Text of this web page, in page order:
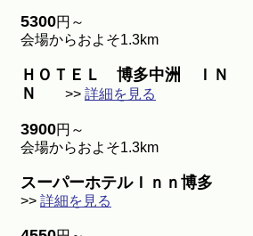
5300円～
会場からおよそ1.3km
ＨＯＴＥＬ 博多中洲 ＩＮ
Ｎ
>> 詳細を見る
3900円～
会場からおよそ1.3km
スーパーホテルＩｎｎ博多
>> 詳細を見る